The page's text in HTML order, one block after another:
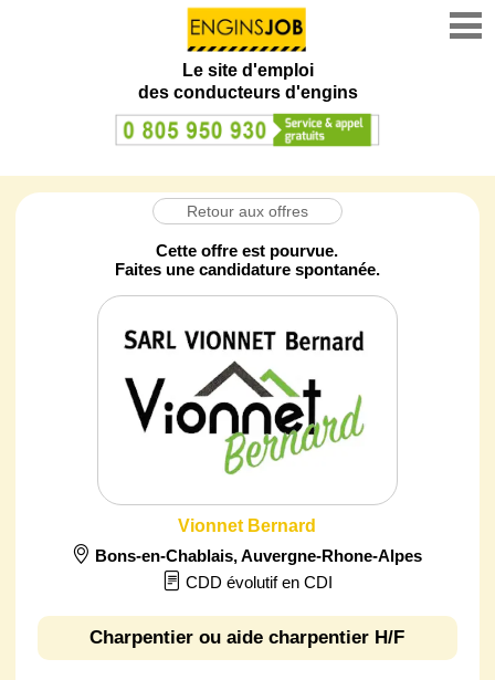
Le site d'emploi
des conducteurs d'engins
Retour aux offres
Cette offre est pourvue.
Faites une candidature spontanée.
Vionnet Bernard
Bons-en-Chablais,Auvergne-Rhone-Alpes
CDD évolutif en CDI
Charpentier ou aide charpentier H/F